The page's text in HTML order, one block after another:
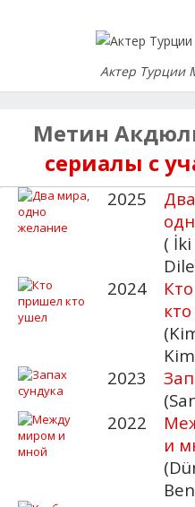
Актер Турции
Метин
сериалы с
2025
(
2024
2023
2022
и